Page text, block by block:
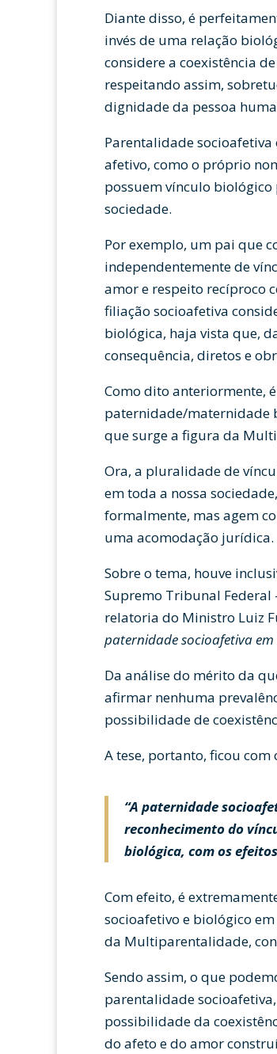
Diante disso, é
invés de uma relação
considere a coexistência
respeitando assim,
dignidade da pessoa
Parentalidade
afetivo, como o próprio
possuem vínculo biológico
sociedade.
Por exemplo, um pai que
independentemente de
amor e respeito recíproco
filiação socioafetiva
biológica, haja vista que,
consequência, diretos e
Como dito anteriormente,
paternidade/maternidade
que surge a figura da
Ora, a pluralidade de
em toda a nossa
formalmente, mas agem
uma acomodação jurídica.
Sobre o tema, houve
Supremo Tribunal Federal
relatoria do Ministro Luiz
paternidade socioafetiva
Da análise do mérito da
afirmar nenhuma
possibilidade de
A tese, portanto, ficou com
“A paternidade
reconhecimento do
biológica, com os
Com efeito, é
socioafetivo e biológico
da Multiparentalidade,
Sendo assim, o que
parentalidade
possibilidade da
do afeto e do amor